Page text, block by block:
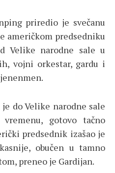
priredio je svečanu
američkom predsedniku
Velike narodne sale u
vojni orkestar, gardu i
do Velike narodne sale
gotovo tačno
predsednik izašao je
obučen u tamno
preneo je Gardijan.